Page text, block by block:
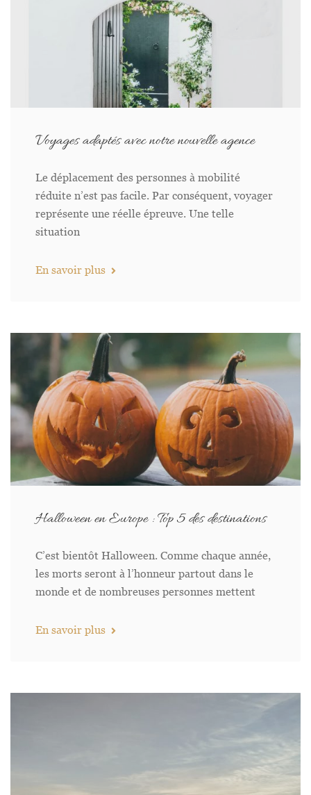
Voyages adaptés avec notre nouvelle agence
Le déplacement des personnes à mobilité
réduite n’est pas facile. Par conséquent, voyager
représente une réelle épreuve. Une telle
situation
En savoir plus
Halloween en Europe : Top 5 des destinations
C’est bientôt Halloween. Comme chaque année,
les morts seront à l’honneur partout dans le
monde et de nombreuses personnes mettent
En savoir plus